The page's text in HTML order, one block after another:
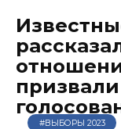
#ВЫБОРЫ 2023